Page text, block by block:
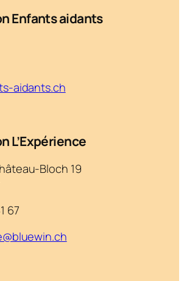
Enfants aidants
aidants.ch
L’Expérience
Bloch 19
67